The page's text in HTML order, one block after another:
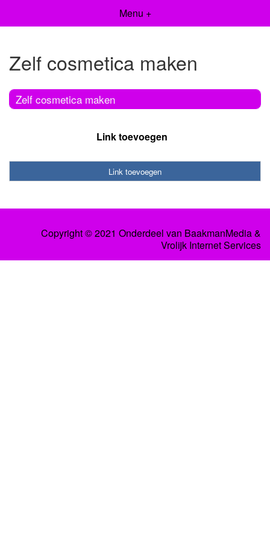
Menu +
Zelf cosmetica maken
Zelf cosmetica maken
Link toevoegen
Link toevoegen
Copyright © 2021 Onderdeel van BaakmanMedia&
Vrolijk Internet Services